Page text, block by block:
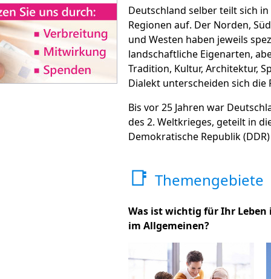
Deutschland selber teilt sich
Regionen auf. Der Norden,
und Westen haben jeweils
landschaftliche Eigenarten,
Tradition, Kultur, Architektur,
Dialekt unterscheiden sich die
Bis vor 25 Jahren war Deutschland, in
des 2. Weltkrieges, geteilt in
Demokratische Republik
📑 Themengebiete
Was ist wichtig für Ihr
im Allgemeinen?